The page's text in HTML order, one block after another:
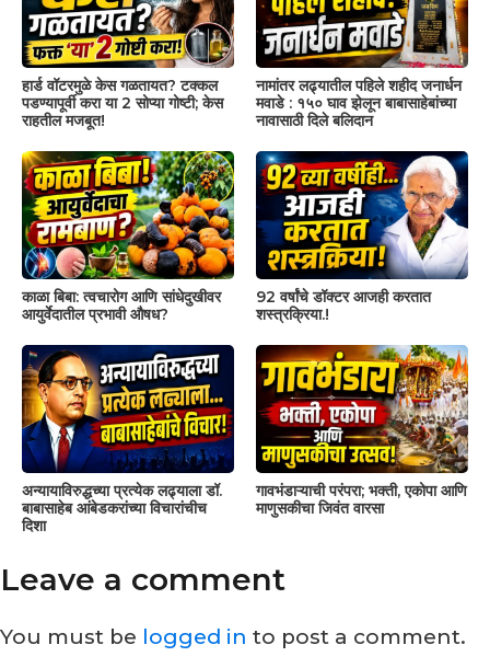
हार्ड वॉटरमुळे केस गळतायत? टक्कल
पडण्यापूर्वी करा या 2 सोप्या गोष्टी; केस
राहतील मजबूत!
नामांतर लढ्यातील पहिले शहीद जनार्धन
मवाडे : १५० घाव झेलून बाबासाहेबांच्या
नावासाठी दिले बलिदान
काळा बिबा: त्वचारोग आणि सांधेदुखीवर
आयुर्वेदातील प्रभावी औषध?
92 वर्षांचे डॉक्टर आजही करतात
शस्त्रक्रिया.!
अन्यायाविरुद्धच्या प्रत्येक लढ्याला डॉ.
बाबासाहेब आंबेडकरांच्या विचारांचीच
दिशा
गावभंडाऱ्याची परंपरा; भक्ती, एकोपा आणि
माणुसकीचा जिवंत वारसा
Leave a comment
You must be logged in to post a comment.